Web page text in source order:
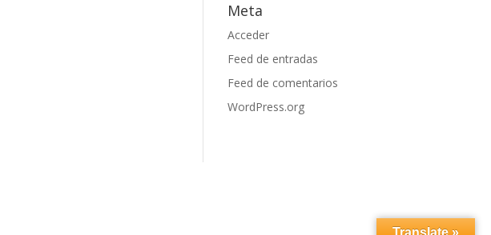
Meta
Acceder
Feed de entradas
Feed de comentarios
WordPress.org
Translate »